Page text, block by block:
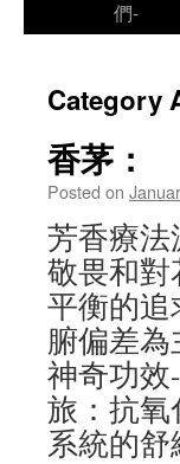
們-
Category
香茅：
Posted on
芳香療
敬畏和
平衡的
腑偏差
神奇功
旅：抗
系統的舒